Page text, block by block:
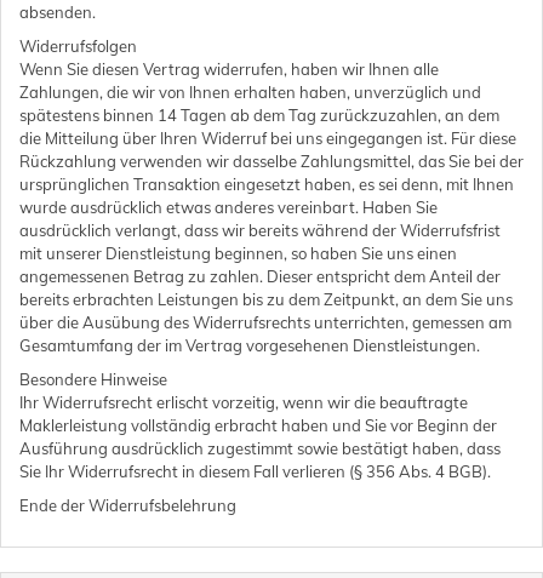
absenden.
Widerrufsfolgen
Wenn Sie diesen Vertrag widerrufen, haben wir Ihnen alle
Zahlungen, die wir von Ihnen erhalten haben, unverzüglich und
spätestens binnen 14 Tagen ab dem Tag zurückzuzahlen, an dem
die Mitteilung über Ihren Widerruf bei uns eingegangen ist. Für diese
Rückzahlung verwenden wir dasselbe Zahlungsmittel, das Sie bei der
ursprünglichen Transaktion eingesetzt haben, es sei denn, mit Ihnen
wurde ausdrücklich etwas anderes vereinbart. Haben Sie
ausdrücklich verlangt, dass wir bereits während der Widerrufsfrist
mit unserer Dienstleistung beginnen, so haben Sie uns einen
angemessenen Betrag zu zahlen. Dieser entspricht dem Anteil der
bereits erbrachten Leistungen bis zu dem Zeitpunkt, an dem Sie uns
über die Ausübung des Widerrufsrechts unterrichten, gemessen am
Gesamtumfang der im Vertrag vorgesehenen Dienstleistungen.
Besondere Hinweise
Ihr Widerrufsrecht erlischt vorzeitig, wenn wir die beauftragte
Maklerleistung vollständig erbracht haben und Sie vor Beginn der
Ausführung ausdrücklich zugestimmt sowie bestätigt haben, dass
Sie Ihr Widerrufsrecht in diesem Fall verlieren (§ 356 Abs. 4 BGB).
Ende der Widerrufsbelehrung